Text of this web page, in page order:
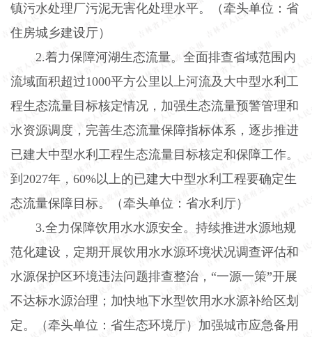
镇污水处理厂污泥无害化处理水平。（牵头单位：省
住房城乡建设厅）
2.着力保障河湖生态流量。全面排查省域范围内
流域面积超过1000平方公里以上河流及大中型水利工
程生态流量目标核定情况，加强生态流量预警管理和
水资源调度，完善生态流量保障指标体系，逐步推进
已建大中型水利工程生态流量目标核定和保障工作。
到 2027年， 60%以上的已建大中型水利工程要确定生
态流量保障目标。（牵头单位：省水利厅）
3.全力保障饮用水水源安全。持续推进水源地规
范化建设，定期开展饮用水水源环境状况调查评估和
水源保护区环境违法问题排查整治，“一源一策”开展
不达标水源治理；加快地下水型饮用水水源补给区划
定。（牵头单位：省生态环境厅）加强城市应急备用